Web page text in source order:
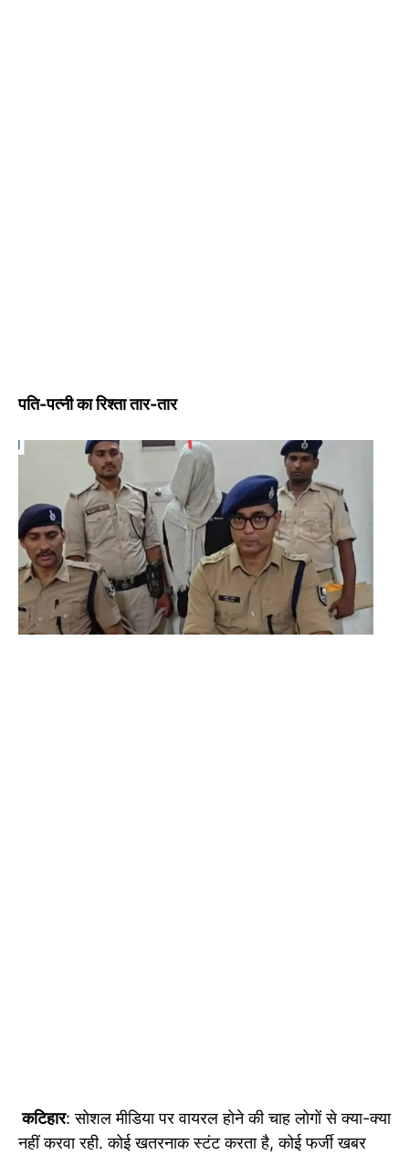
पति-पत्नी का रिश्ता तार-तार
कटिहार: सोशल मीडिया पर वायरल होने की चाह लोगों से क्या-क्या
नहीं करवा रही. कोई खतरनाक स्टंट करता है, कोई फर्जी खबर